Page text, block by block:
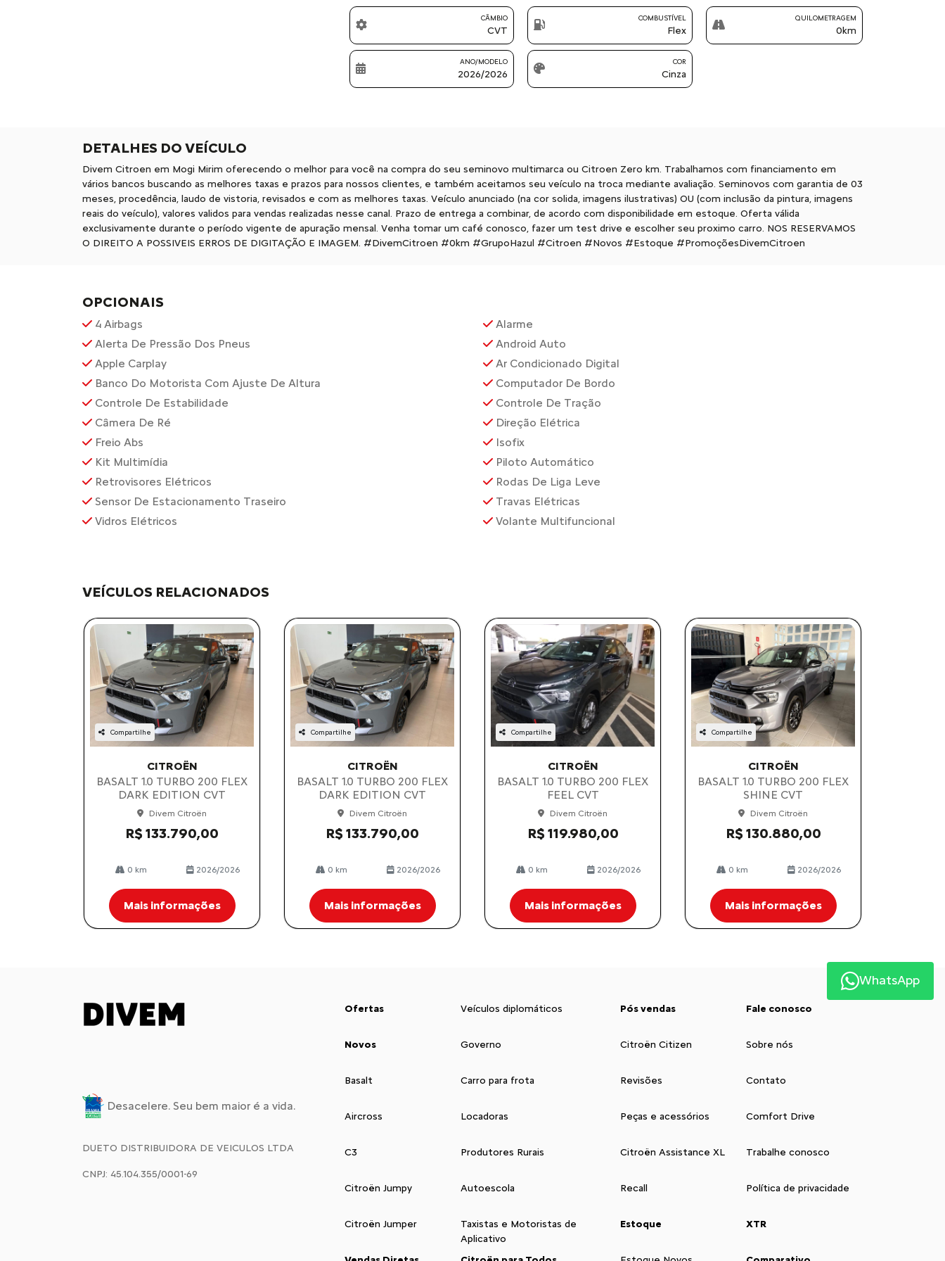
CÂMBIO
CVT
COMBUSTÍVEL
Flex
QUILOMETRAGEM
0km
ANO/MODELO
2026/2026
COR
Cinza
DETALHES DO VEÍCULO
Divem Citroen em Mogi Mirim oferecendo o melhor para você na compra do seu seminovo multimarca ou Citroen Zero km. Trabalhamos com financiamento em
vários bancos buscando as melhores taxas e prazos para nossos clientes, e também aceitamos seu veículo na troca mediante avaliação. Seminovos com garantia de 03
meses, procedência, laudo de vistoria, revisados e com as melhores taxas. Veículo anunciado (na cor solida, imagens ilustrativas) OU (com inclusão da pintura, imagens
reais do veículo), valores validos para vendas realizadas nesse canal. Prazo de entrega a combinar, de acordo com disponibilidade em estoque. Oferta válida
exclusivamente durante o período vigente de apuração mensal. Venha tomar um café conosco, fazer um test drive e escolher seu proximo carro. NOS RESERVAMOS
O DIREITO A POSSIVEIS ERROS DE DIGITAÇÃO E IMAGEM. #DivemCitroen #0km #GrupoHazul #Citroen #Novos #Estoque #PromoçõesDivemCitroen
OPCIONAIS
4 Airbags
Alarme
Alerta De Pressão Dos Pneus
Android Auto
Apple Carplay
Ar Condicionado Digital
Banco Do Motorista Com Ajuste De Altura
Computador De Bordo
Controle De Estabilidade
Controle De Tração
Câmera De Ré
Direção Elétrica
Freio Abs
Isofix
Kit Multimídia
Piloto Automático
Retrovisores Elétricos
Rodas De Liga Leve
Sensor De Estacionamento Traseiro
Travas Elétricas
Vidros Elétricos
Volante Multifuncional
VEÍCULOS RELACIONADOS
Compartilhe
CITROËN
BASALT 1.0 TURBO 200 FLEX
DARK EDITION CVT
Divem Citroën
R$ 133.790,00
0 km 2026/2026
Mais informações
Compartilhe
CITROËN
BASALT 1.0 TURBO 200 FLEX
DARK EDITION CVT
Divem Citroën
R$ 133.790,00
0 km 2026/2026
Mais informações
Compartilhe
CITROËN
BASALT 1.0 TURBO 200 FLEX
FEEL CVT
Divem Citroën
R$ 119.980,00
0 km 2026/2026
Mais informações
Compartilhe
CITROËN
BASALT 1.0 TURBO 200 FLEX
SHINE CVT
Divem Citroën
R$ 130.880,00
0 km 2026/2026
Mais informações
Desacelere. Seu bem maior é a vida.
DUETO DISTRIBUIDORA DE VEICULOS LTDA
CNPJ: 45.104.355/0001-69
Ofertas
Novos
Basalt
Aircross
C3
Citroën Jumpy
Citroën Jumper
Veículos diplomáticos
Governo
Carro para frota
Locadoras
Produtores Rurais
Autoescola
Taxistas e Motoristas de
Aplicativo
Pós vendas
Citroën Citizen
Revisões
Peças e acessórios
Citroën Assistance XL
Recall
Estoque
Fale conosco
Sobre nós
Contato
Comfort Drive
Trabalhe conosco
Política de privacidade
XTR
WhatsApp